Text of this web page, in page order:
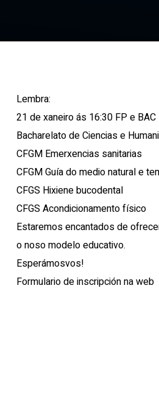
Lembra:
21 de xaneiro ás 16:30 FP e BAC
Bacharelato de Ciencias e
CFGM Emerxencias sanitarias
CFGM Guía do medio natural e
CFGS Hixiene bucodental
CFGS Acondicionamento físico
Estaremos encantados de
o noso modelo educativo.
Esperámosvos!
Formulario de inscripción na web